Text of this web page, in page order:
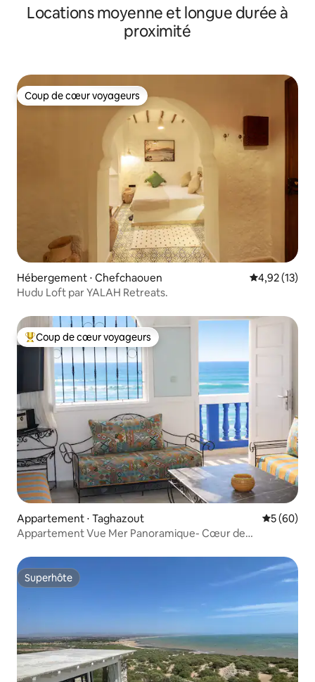
Locations moyenne et longue durée à
proximité
Coup de cœur voyageurs
Coup de cœur voyageurs
Hébergement ⋅ Chefchaouen Évaluation
4,92 (13)
Hudu Loft par YALAH Retreats.
Coups de cœur voyageurs les plus appréciés
Coup de cœur voyageurs
Appartement ⋅ Taghazout
5 (60)
Appartement Vue Mer Panoramique- Cœur de
Superhôte
Superhôte